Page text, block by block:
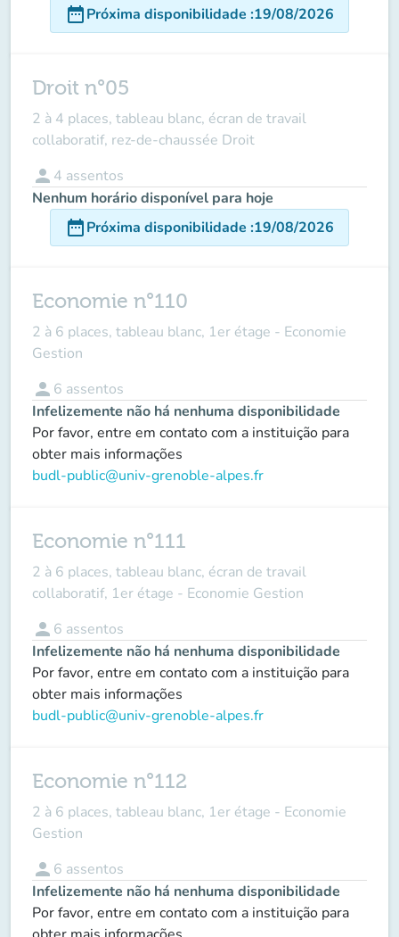
date_rangePróxima disponibilidade :19/08/2026
Droit n°05
2 à 4 places, tableau blanc, écran de travail
collaboratif, rez-de-chaussée Droit
person 4 assentos
Nenhum horário disponível para hoje
date_rangePróxima disponibilidade :19/08/2026
Economie n°110
2 à 6 places, tableau blanc, 1er étage - Economie
Gestion
person 6 assentos
Infelizemente não há nenhuma disponibilidade
Por favor, entre em contato com a instituição para
obter mais informações
budl-public@univ-grenoble-alpes.fr
Economie n°111
2 à 6 places, tableau blanc, écran de travail
collaboratif, 1er étage - Economie Gestion
person 6 assentos
Infelizemente não há nenhuma disponibilidade
Por favor, entre em contato com a instituição para
obter mais informações
budl-public@univ-grenoble-alpes.fr
Economie n°112
2 à 6 places, tableau blanc, 1er étage - Economie
Gestion
person 6 assentos
Infelizemente não há nenhuma disponibilidade
Por favor, entre em contato com a instituição para